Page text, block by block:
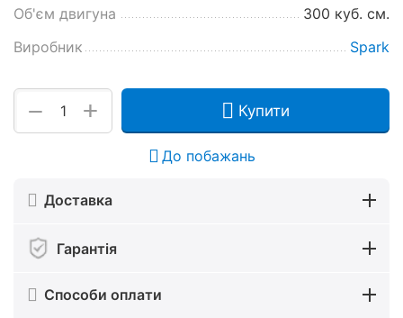
Об'єм двигуна
300 куб. см.
Виробник
Spark
+
− Купити
До побажань
Доставка
Гарантія
Способи оплати